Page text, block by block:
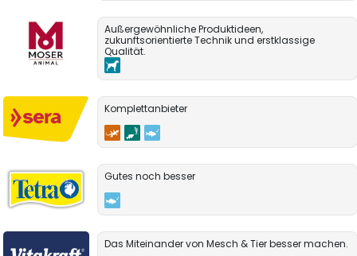
Außergewöhnliche Produktideen,
zukunftsorientierte Technik und erstklassige
Qualität.
Komplettanbieter
Gutes noch besser
Das Miteinander von Mesch & Tier besser machen.